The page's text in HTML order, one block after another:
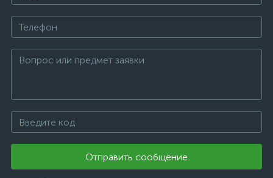
Отправить сообщение